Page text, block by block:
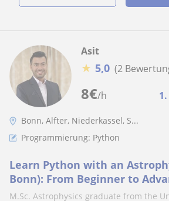
8€/h
Asit
★ 5,0 (2
Bonn, Alfter, Niederkassel, S...
Programmierung: Python
Learn Python with an
Bonn): From Beginner to
Tutoring for All Levels
M.Sc. Astrophysics graduate from the